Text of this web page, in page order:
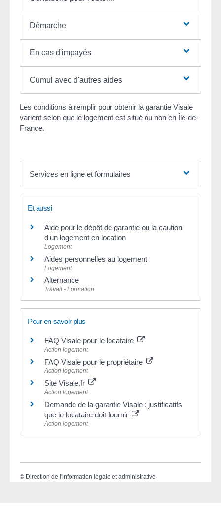
Démarche
En cas d'impayés
Cumul avec d'autres aides
Les conditions à remplir pour obtenir la garantie Visale
varient selon que le logement est situé ou non en Île-de-
France.
Services en ligne et formulaires
Et aussi
Aide pour le dépôt de garantie ou la caution
d'un logement en location
Logement
Aides personnelles au logement
Logement
Alternance
Travail - Formation
Pour en savoir plus
FAQ Visale pour le locataire
Action logement
FAQ Visale pour le propriétaire
Action logement
Site Visale.fr
Action logement
Demande de la garantie Visale : justificatifs
que le locataire doit fournir
Action logement
© Direction de l'information légale et administrative